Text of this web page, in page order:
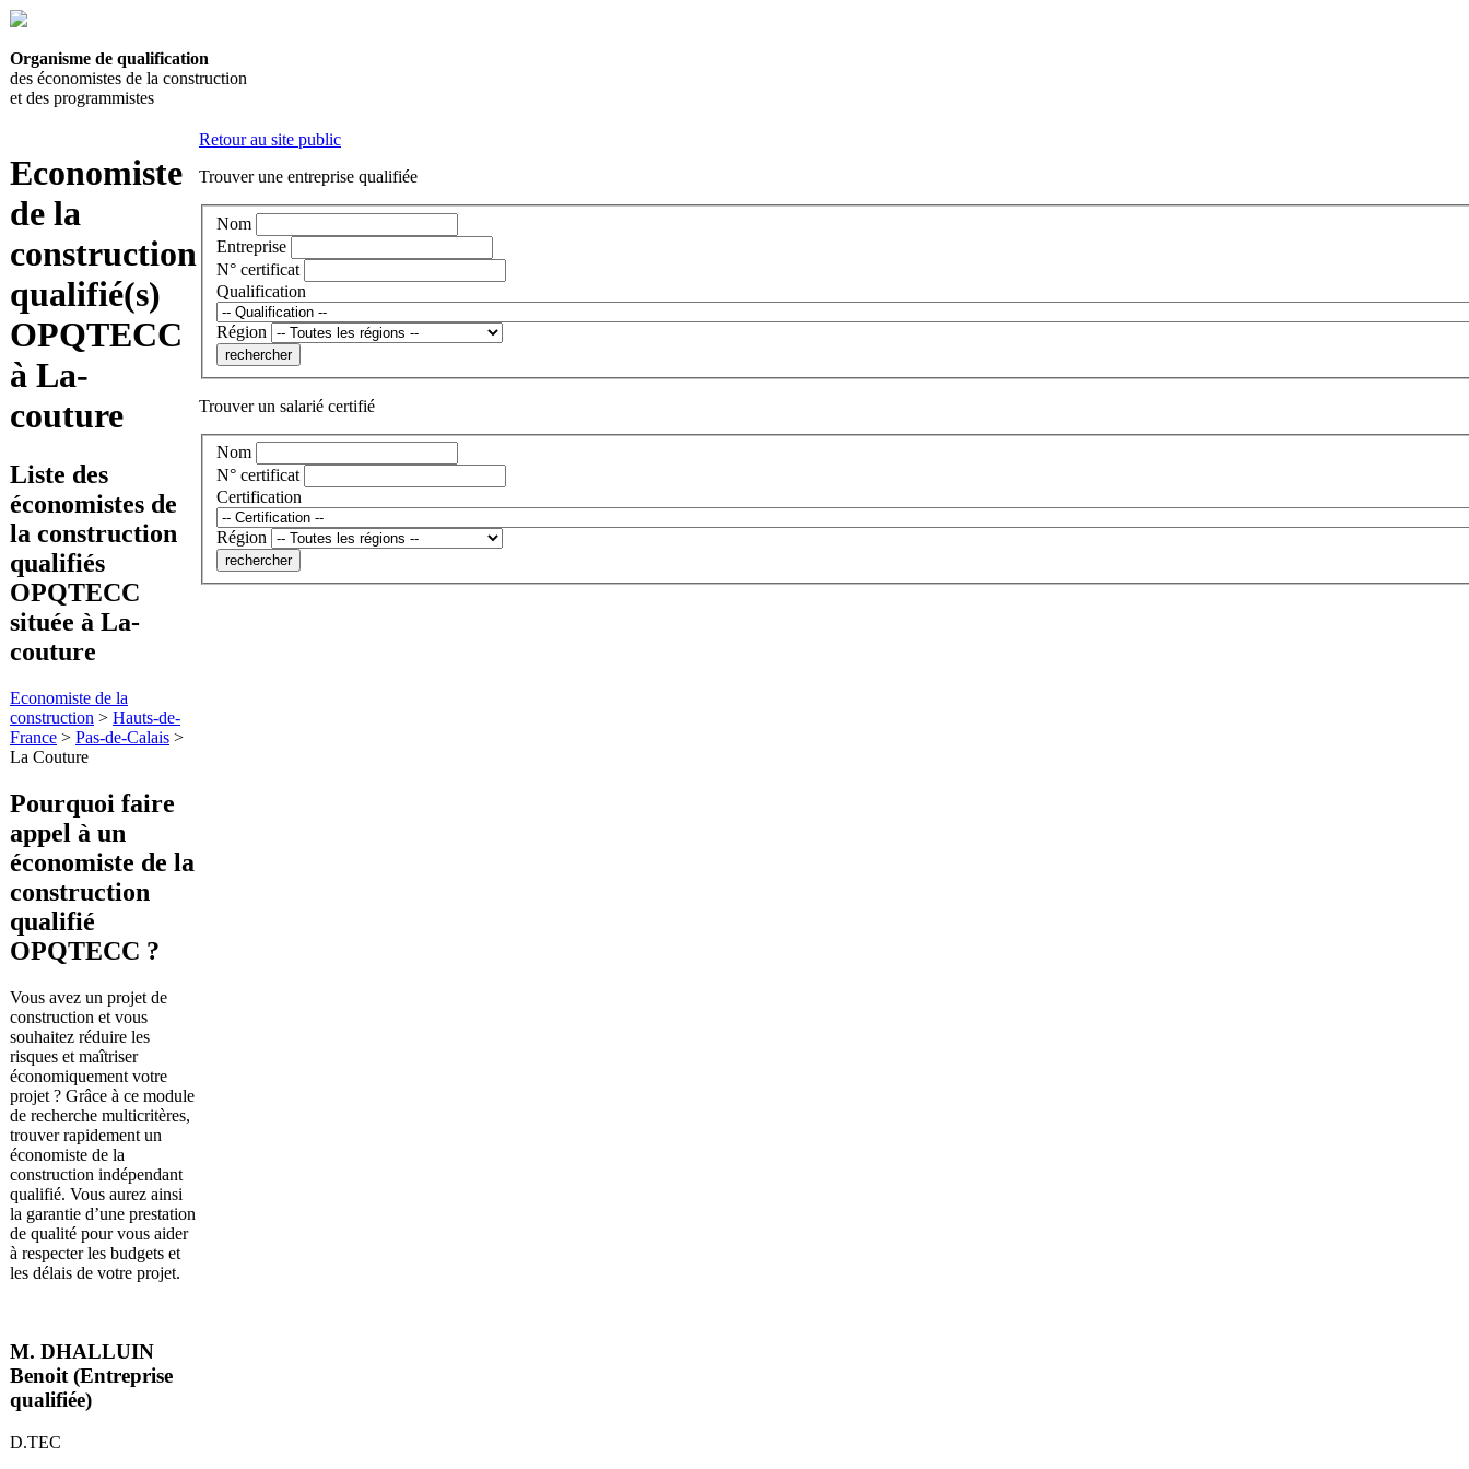
Organisme de qualification
des économistes de la construction
et des programmistes
Economiste
de la
construction
qualifié(s)
OPQTECC
à La-
couture
Liste des
économistes de
la construction
qualifiés
OPQTECC
située à La-
couture
Economiste de la
construction > Hauts-de-
France > Pas-de-Calais >
La Couture
Pourquoi faire
appel à un
économiste de la
construction
qualifié
OPQTECC ?
Vous avez un projet de
construction et vous
souhaitez réduire les
risques et maîtriser
économiquement votre
projet ? Grâce à ce module
de recherche multicritères,
trouver rapidement un
économiste de la
construction indépendant
qualifié. Vous aurez ainsi
la garantie d’une prestation
de qualité pour vous aider
à respecter les budgets et
les délais de votre projet.
M. DHALLUIN
Benoit (Entreprise
qualifiée)
D.TEC
Retour au site public
Trouver une entreprise qualifiée
Nom
Entreprise
N° certificat
Qualification
Région
Trouver un salarié certifié
Nom
N° certificat
Certification
Région